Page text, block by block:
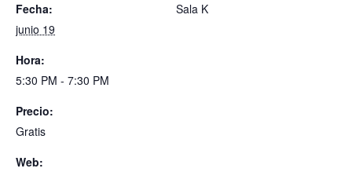
Fecha:
junio 19
Hora:
5:30 PM - 7:30 PM
Precio:
Gratis
Web:
Sala K